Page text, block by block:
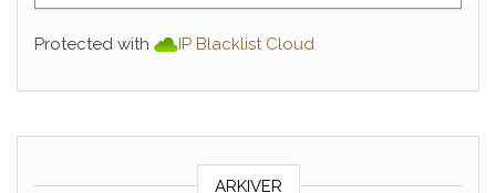
Protected with IP Blacklist Cloud
ARKIVER